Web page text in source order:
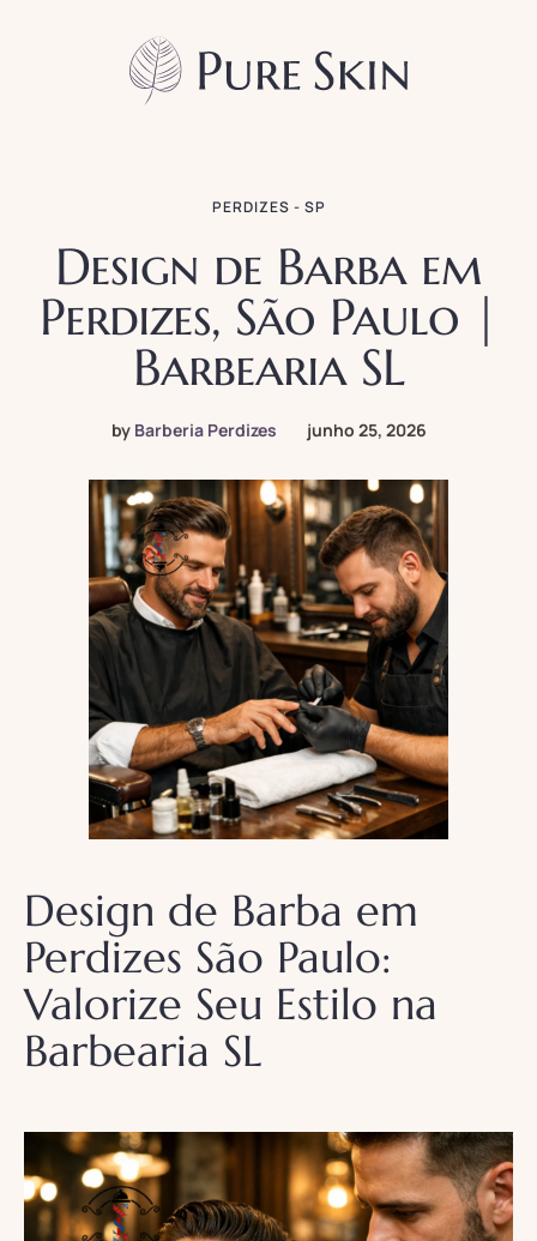
PERDIZES - SP
Design de Barba em
Perdizes, São Paulo |
Barbearia SL
by Barberia Perdizes junho 25, 2026
Design de Barba em
Perdizes São Paulo:
Valorize Seu Estilo na
Barbearia SL